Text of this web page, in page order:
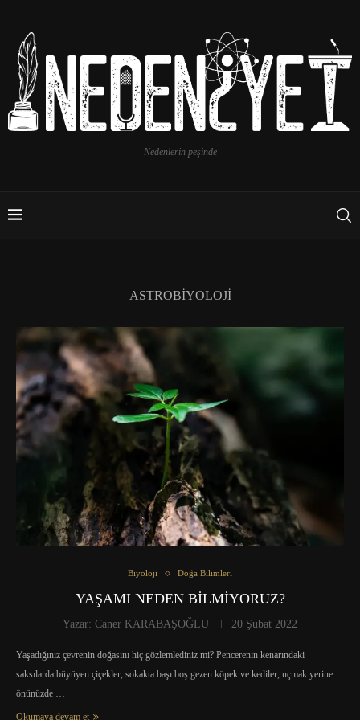
Nedenlerin peşinde
ASTROBIYOLOJI
Biyoloji Doğa Bilimleri
YAŞAMI NEDEN BİLMİYORUZ?
Yazar: Caner KARABAŞOĞLU 20 Şubat 2022
Yaşadığınız çevrenin doğasını hiç gözlemlediniz mi? Pencerenin kenarındaki
saksılarda büyüyen çiçekler, sokakta başı boş gezen köpek ve kediler, uçmak yerine
önünüzde …
Okumaya devam et